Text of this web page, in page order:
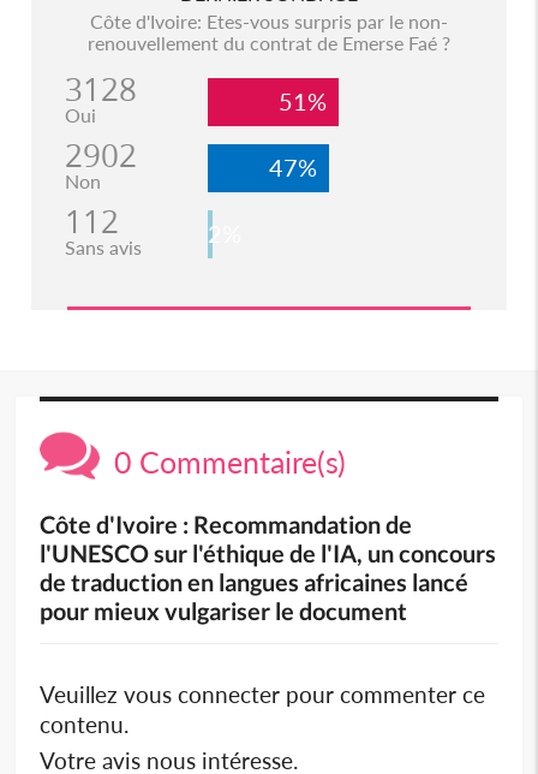
Côte d'Ivoire: Etes-vous surpris par le non-
renouvellement du contrat de Emerse Faé ?
3128
Oui 51%
2902
Non 47%
112
Sans avis 2%
0 Commentaire(s)
Côte d'Ivoire : Recommandation de
l'UNESCO sur l'éthique de l'IA, un concours
de traduction en langues africaines lancé
pour mieux vulgariser le document
Veuillez vous connecter pour commenter ce
contenu.
Votre avis nous intéresse.